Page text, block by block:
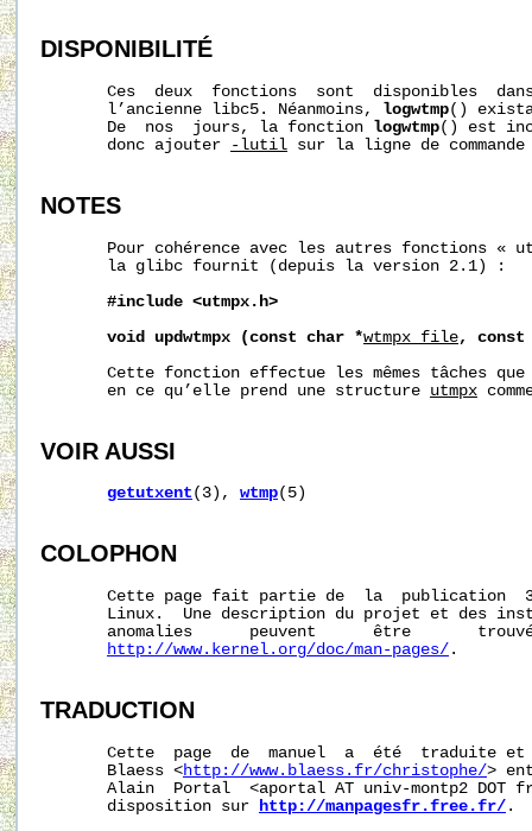
DISPONIBILITÉ
Ces  deux  fonctions  sont  disponibles
       l’ancienne libc5. Néanmoins,
logwtmp()
       De  nos  jours, la fonction
logwtmp() est
       donc ajouter
-lutil sur la ligne de
NOTES
Pour cohérence avec les autres fonctions «
       la glibc fournit (depuis la version 2.1) :
#include <utmpx.h>
void
updwtmpx (const char *wtmpx_file,
const
Cette fonction effectue les mêmes tâches
       en ce qu’elle prend une structure
utmpx
VOIR AUSSI
getutxent (3), wtmp(5)
COLOPHON
Cette page fait partie de  la  publication
Linux.  Une description du projet et des
anomalies      peuvent      être
http://www.kernel.org/doc/man-pages/ .
TRADUCTION
Cette  page  de  manuel  a  été  traduite
       Blaess <
http://www.blaess.fr/christophe/>
Alain  Portal  <aportal AT univ-montp2 DOT
       disposition sur
http://manpagesfr.free.fr/ .